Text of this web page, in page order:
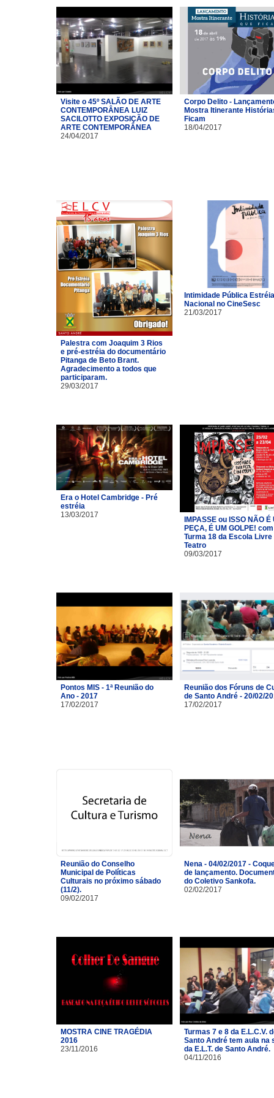
Visite o 45º SALÃO DE ARTE
CONTEMPORÂNEA LUIZ
SACILOTTO EXPOSIÇÃO DE
ARTE CONTEMPORÂNEA
24/04/2017
Corpo Delito -
Mostra Itinerante
Ficam
18/04/2017
Palestra com Joaquim 3 Rios
e pré-estréia do documentário
Pitanga de Beto Brant.
Agradecimento a todos que
participaram.
29/03/2017
Intimidade Pública Estréia
Nacional no CineSesc
21/03/2017
Era o Hotel Cambridge - Pré
estréia
13/03/2017
IMPASSE ou ISSO NÃO É
PEÇA, É UM GOLPE!
Turma 18 da Escola Livre
Teatro​
09/03/2017
Pontos MIS - 1ª Reunião do
Ano - 2017
17/02/2017
Reunião dos Fóruns de
de Santo André - 20/02/
17/02/2017
Reunião do Conselho
Municipal de Políticas
Culturais no próximo sábado
(11/2).
09/02/2017
Nena - 04/02/2017 -
de lançamento.
do Coletivo Sankofa.
02/02/2017
MOSTRA CINE TRAGÉDIA
2016
23/11/2016
Turmas 7 e 8 da E.L.C.V.
Santo André tem aula na
da E.L.T. de Santo André.
04/11/2016